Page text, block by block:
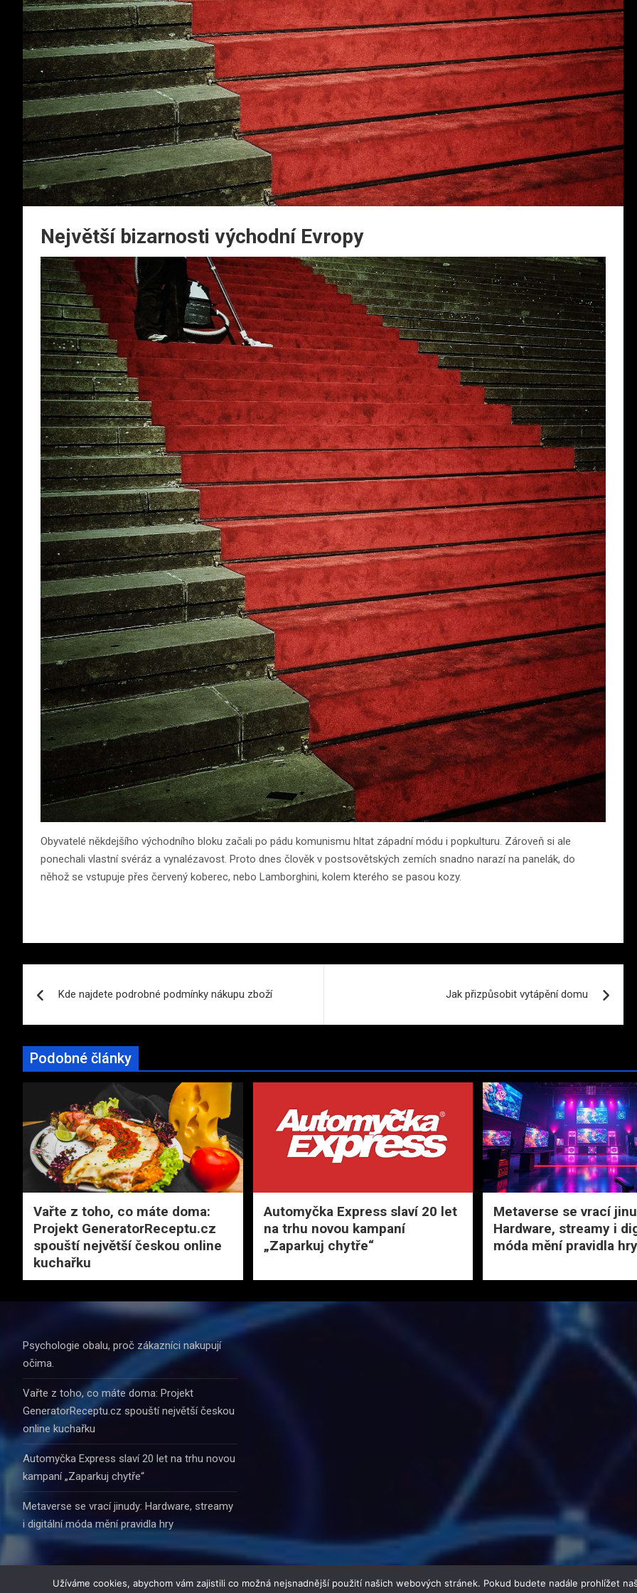
Největší bizarnosti východní Evropy
Obyvatelé někdejšího východního bloku začali po pádu komunismu hltat západní módu i popkulturu. Zároveň si ale
ponechali vlastní svéráz a vynalézavost. Proto dnes člověk v postsovětských zemích snadno narazí na panelák, do
něhož se vstupuje přes červený koberec, nebo Lamborghini, kolem kterého se pasou kozy.
pro
Kde najdete podrobné podmínky nákupu zboží Jak přizpůsobit vytápění domu
Podobné články
Vařte z toho, co máte doma:
Projekt GeneratorReceptu.cz
spouští největší českou online
kuchařku
Automyčka Express slaví 20 let
na trhu novou kampaní
„Zaparkuj chytře“
Metaverse se vrací
Hardware, streamy i
móda mění pravidla hry
Psychologie obalu, proč zákazníci nakupují
očima.
Vařte z toho, co máte doma: Projekt
GeneratorReceptu.cz spouští největší českou
online kuchařku
Automyčka Express slaví 20 let na trhu novou
kampaní „Zaparkuj chytře“
Metaverse se vrací jinudy: Hardware, streamy
i digitální móda mění pravidla hry
Užíváme cookies, abychom vám zajistili co možná nejsnadnější použití našich webových stránek. Pokud budete nadále prohlížet